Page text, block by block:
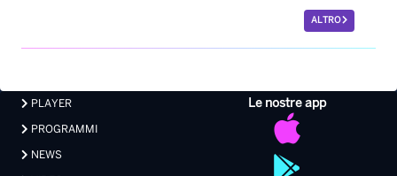
ALTRO
Le nostre app
PLAYER
PROGRAMMI
NEWS